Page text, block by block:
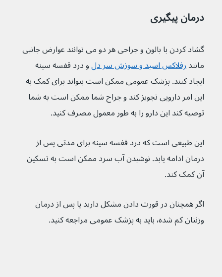
درمان پیگیری
گشاد کردن با بالون و جراحی هر دو می توانند عوارض جانبی
مانند رفلاکس اسید و سوزش سر دل و درد قفسه سینه
ایجاد کنند. پزشک عمومی ممکن است بتواند برای کمک به
این امر دارویی تجویز کند و جراح شما ممکن است به شما
توصیه کند این دارو را به طور معمول مصرف کنید.
این طبیعی است که درد قفسه سینه برای مدتی پس از
درمان ادامه یابد. نوشیدن آب سرد ممکن است به تسکین
آن کمک کند.
اگر همچنان در قورت دادن مشکل دارید یا پس از درمان
وزنتان کم شده٬ باید به پزشک عمومی مراجعه کنید.